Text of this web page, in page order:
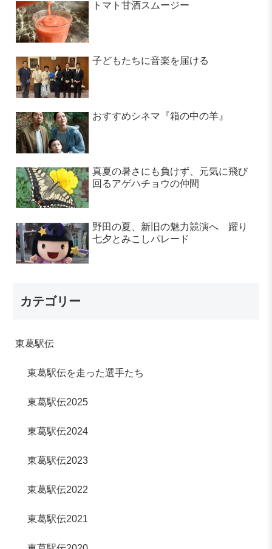
トマト甘酒スムージー
子どもたちに音楽を届ける
おすすめシネマ『箱の中の羊』
真夏の暑さにも負けず、元気に飛び
回るアゲハチョウの仲間
野田の夏、新旧の魅力競演へ 躍り
七夕とみこしパレード
カテゴリー
東葛駅伝
東葛駅伝を走った選手たち
東葛駅伝2025
東葛駅伝2024
東葛駅伝2023
東葛駅伝2022
東葛駅伝2021